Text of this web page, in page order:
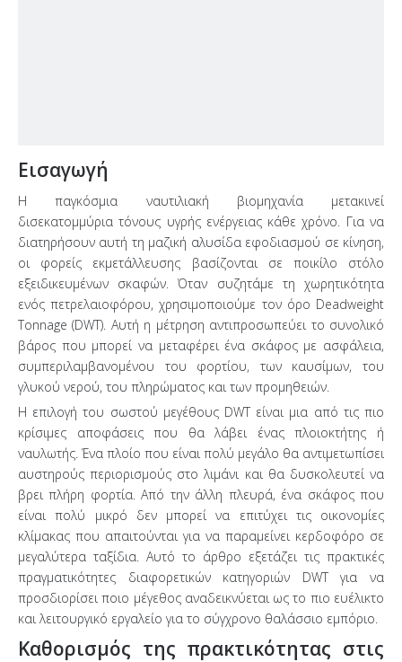
Εισαγωγή
Η παγκόσμια ναυτιλιακή βιομηχανία μετακινεί
δισεκατομμύρια τόνους υγρής ενέργειας κάθε χρόνο. Για να
διατηρήσουν αυτή τη μαζική αλυσίδα εφοδιασμού σε κίνηση,
οι φορείς εκμετάλλευσης βασίζονται σε ποικίλο στόλο
εξειδικευμένων σκαφών. Όταν συζητάμε τη χωρητικότητα
ενός πετρελαιοφόρου, χρησιμοποιούμε τον όρο Deadweight
Tonnage (DWT). Αυτή η μέτρηση αντιπροσωπεύει το συνολικό
βάρος που μπορεί να μεταφέρει ένα σκάφος με ασφάλεια,
συμπεριλαμβανομένου του φορτίου, των καυσίμων, του
γλυκού νερού, του πληρώματος και των προμηθειών.
Η επιλογή του σωστού μεγέθους DWT είναι μια από τις πιο
κρίσιμες αποφάσεις που θα λάβει ένας πλοιοκτήτης ή
ναυλωτής. Ένα πλοίο που είναι πολύ μεγάλο θα αντιμετωπίσει
αυστηρούς περιορισμούς στο λιμάνι και θα δυσκολευτεί να
βρει πλήρη φορτία. Από την άλλη πλευρά, ένα σκάφος που
είναι πολύ μικρό δεν μπορεί να επιτύχει τις οικονομίες
κλίμακας που απαιτούνται για να παραμείνει κερδοφόρο σε
μεγαλύτερα ταξίδια. Αυτό το άρθρο εξετάζει τις πρακτικές
πραγματικότητες διαφορετικών κατηγοριών DWT για να
προσδιορίσει ποιο μέγεθος αναδεικνύεται ως το πιο ευέλικτο
και λειτουργικό εργαλείο για το σύγχρονο θαλάσσιο εμπόριο.
Καθορισμός της πρακτικότητας στις